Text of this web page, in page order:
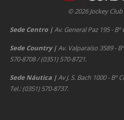
© 2026 Jockey
Sede Centro |Av. General Paz 195 -
Sede Country |Av. Valparaíso 3589 -
570-8708 / (0351) 570-8721.
Sede Náutica |Av J. S. Bach 1000 - Bº
Tel.: (0351) 570-8737.